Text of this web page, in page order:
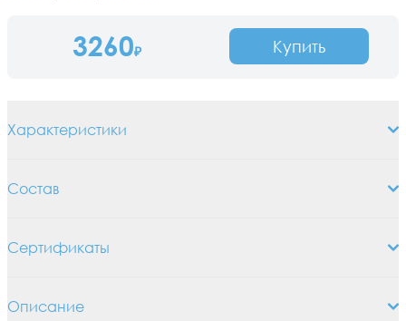
3260₽ Купить
Характеристики
Состав
Сертификаты
Описание